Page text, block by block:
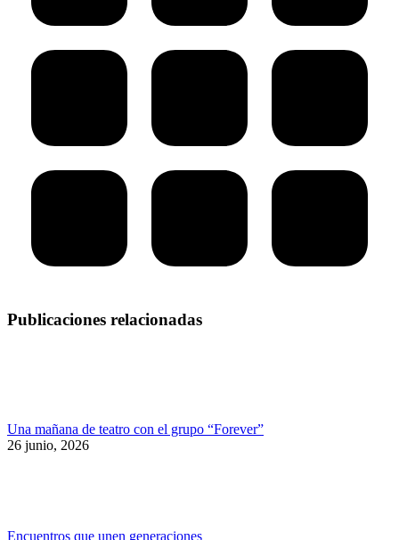
Publicaciones relacionadas
Una mañana de teatro con el grupo “Forever”
26 junio, 2026
Encuentros que unen generaciones